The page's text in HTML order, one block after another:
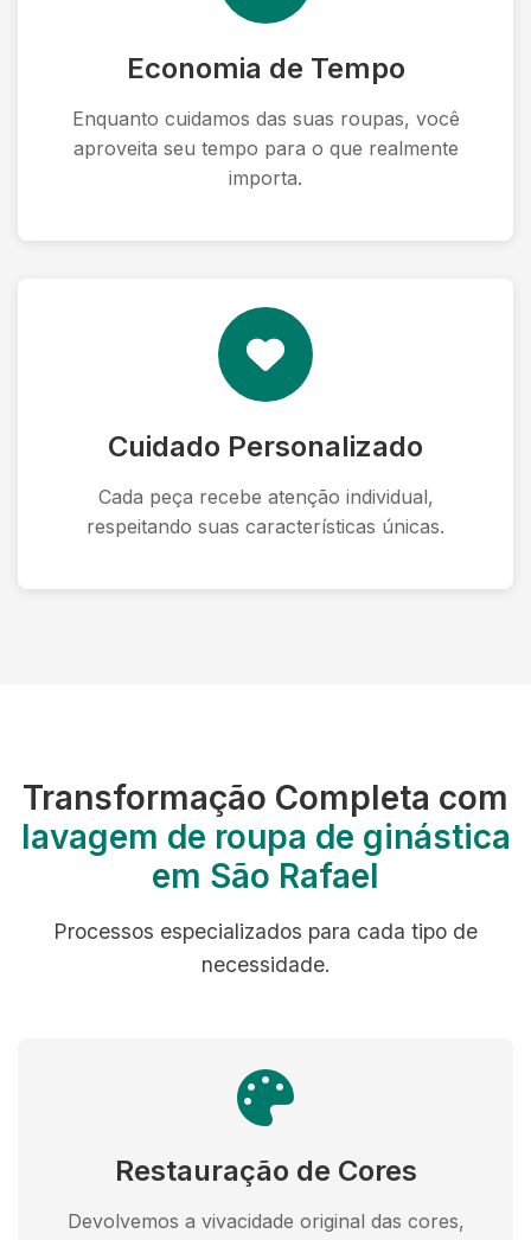
Economia de Tempo
Enquanto cuidamos das suas roupas, você
aproveita seu tempo para o que realmente
importa.
Cuidado Personalizado
Cada peça recebe atenção individual,
respeitando suas características únicas.
Transformação Completa com
lavagem de roupa de ginástica
em São Rafael
Processos especializados para cada tipo de
necessidade.
Restauração de Cores
Devolvemos a vivacidade original das cores,